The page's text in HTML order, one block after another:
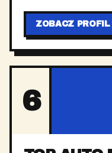
ZOBACZ PROFIL
6